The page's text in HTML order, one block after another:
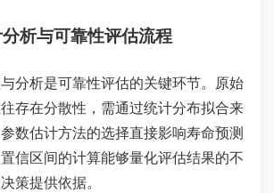
析与可靠性评估流程
分析是可靠性评估的关键环节。原始
存在分散性，需通过统计分布拟合来
数估计方法的选择直接影响寿命预测
信区间的计算能够量化评估结果的不
策提供依据。